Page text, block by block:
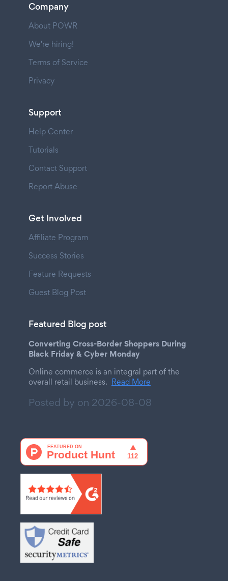
Company
About POWR
We're hiring!
Terms of Service
Privacy
Support
Help Center
Tutorials
Contact Support
Report Abuse
Get Involved
Affiliate Program
Success Stories
Feature Requests
Guest Blog Post
Featured Blog post
Converting Cross-Border Shoppers During
Black Friday & Cyber Monday
Online commerce is an integral part of the
overall retail business. Read More
Posted by on 2026-08-08